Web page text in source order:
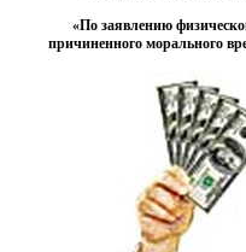
«По заявлению
причиненного морального